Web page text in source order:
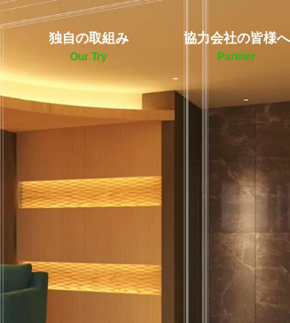
独自の取組み
Our Try
協力会社の皆様へ
Partner